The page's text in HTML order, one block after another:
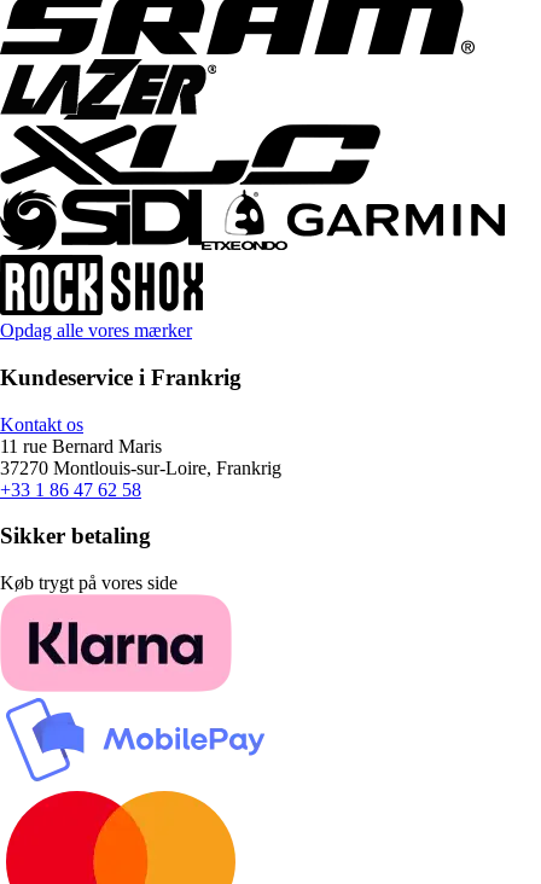
Opdag alle vores mærker
Kundeservice i Frankrig
Kontakt os
11 rue Bernard Maris
37270 Montlouis-sur-Loire, Frankrig
+33 1 86 47 62 58
Sikker betaling
Køb trygt på vores side